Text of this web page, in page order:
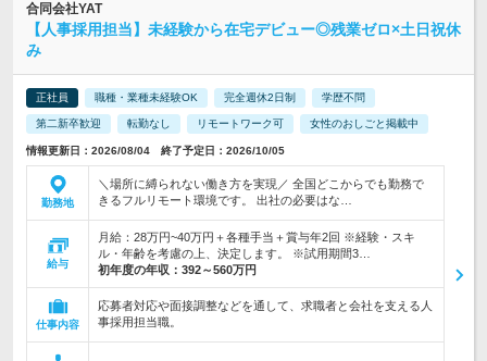
合同会社YAT
【人事採用担当】未経験から在宅デビュー◎残業ゼロ×土日祝休
み
正社員 職種・業種未経験OK 完全週休2日制 学歴不問
第二新卒歓迎 転勤なし リモートワーク可 女性のおしごと掲載中
情報更新日：2026/08/04 終了予定日：2026/10/05
勤務地
＼場所に縛られない働き方を実現／ 全国どこからでも勤務で
きるフルリモート環境です。 出社の必要はな…
給与
月給：28万円~40万円＋各種手当＋賞与年2回 ※経験・スキ
ル・年齢を考慮の上、決定します。 ※試用期間3…
初年度の年収： 392～560万円
仕事内容
応募者対応や面接調整などを通して、求職者と会社を支える人
事採用担当職。